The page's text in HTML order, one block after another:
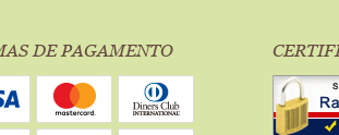
DE PAGAMENTO